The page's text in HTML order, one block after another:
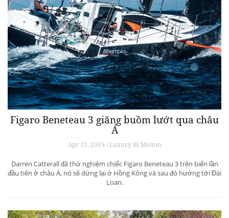
Figaro Beneteau 3 giăng buồm lướt qua châu
Á
Apr 11, 2019 / Luxury In Motion
Darren Catterall đã thử nghiệm chiếc Figaro Beneteau 3 trên biển lần
đầu tiên ở châu Á, nó sẽ dừng lại ở Hồng Kông và sau đó hướng tới Đài
Loan.